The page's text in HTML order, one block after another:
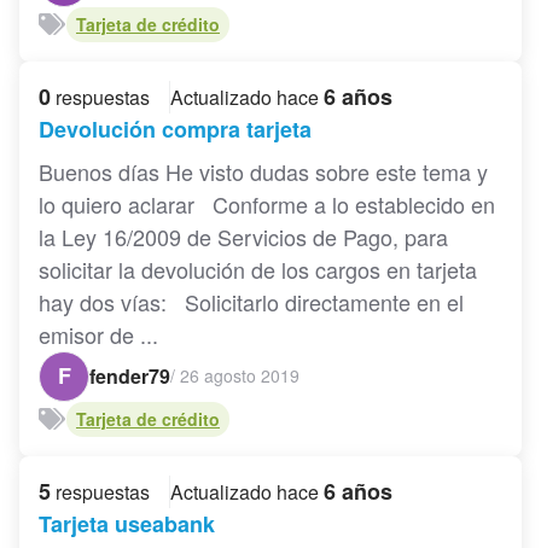
Tarjeta de crédito
0 respuestas Actualizado hace6 años
Devolución compra tarjeta
Buenos días He visto dudas sobre este tema y
lo quiero aclarar Conforme a lo establecido en
la Ley 16/2009 de Servicios de Pago, para
solicitar la devolución de los cargos en tarjeta
hay dos vías: Solicitarlo directamente en el
emisor de ...
F
fender79/ 26 agosto 2019
Tarjeta de crédito
5 respuestas Actualizado hace6 años
Tarjeta useabank